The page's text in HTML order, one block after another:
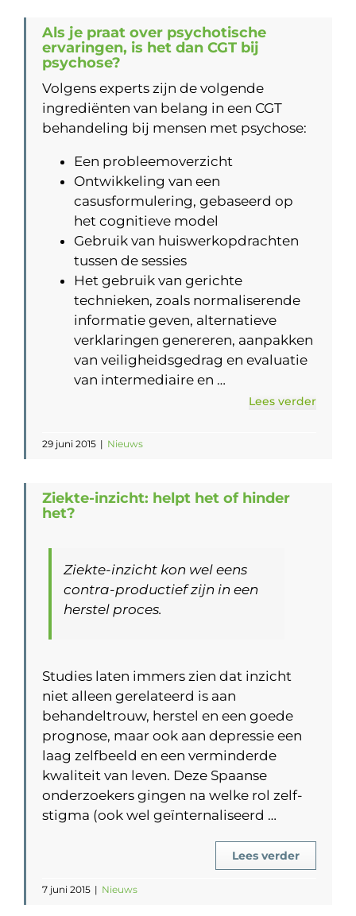
Als je praat over psychotische
ervaringen, is het dan CGT bij
psychose?
Volgens experts zijn de volgende
ingrediënten van belang in een CGT
behandeling bij mensen met psychose:
Een probleemoverzicht
Ontwikkeling van een
casusformulering, gebaseerd op
het cognitieve model
Gebruik van huiswerkopdrachten
tussen de sessies
Het gebruik van gerichte
technieken, zoals normaliserende
informatie geven, alternatieve
verklaringen genereren, aanpakken
van veiligheidsgedrag en evaluatie
van intermediaire en …
Lees verder
29 juni 2015 | Nieuws
Ziekte-inzicht: helpt het of hinder
het?
Ziekte-inzicht kon wel eens
contra-productief zijn in een
herstel proces.
Studies laten immers zien dat inzicht
niet alleen gerelateerd is aan
behandeltrouw, herstel en een goede
prognose, maar ook aan depressie een
laag zelfbeeld en een verminderde
kwaliteit van leven. Deze Spaanse
onderzoekers gingen na welke rol zelf-
stigma (ook wel geïnternaliseerd …
Lees verder
7 juni 2015 | Nieuws